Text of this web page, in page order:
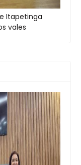
Itapetinga
vales